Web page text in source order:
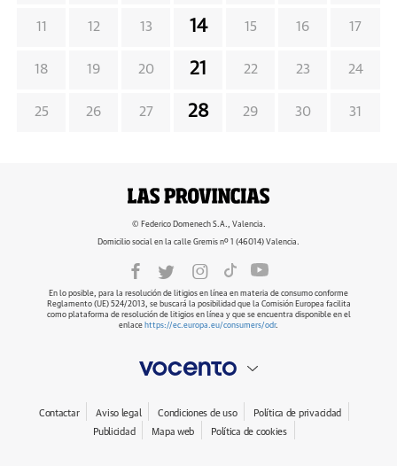
11 12 13 14 15 16 17
18 19 20 21 22 23 24
25 26 27 28 29 30 31
© Federico Domenech S.A., Valencia.
Domicilio social en la calle Gremis nº 1 (46014) Valencia.
En lo posible, para la resolución de litigios en línea en materia de consumo conforme
Reglamento (UE) 524/2013, se buscará la posibilidad que la Comisión Europea facilita
como plataforma de resolución de litigios en línea y que se encuentra disponible en el
enlace https://ec.europa.eu/consumers/odr.
Contactar Aviso legal Condiciones de uso
Política de privacidad
Publicidad
Mapa web Política de cookies